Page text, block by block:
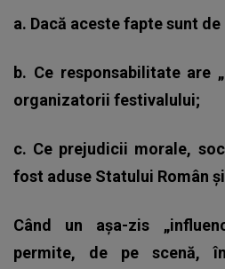
a. Dacă aceste fapte sunt
b. Ce responsabilitate are
organizatorii festivalului;
c. Ce prejudicii morale,
fost aduse Statului Român
Când un așa-zis
permite, de pe scenă,